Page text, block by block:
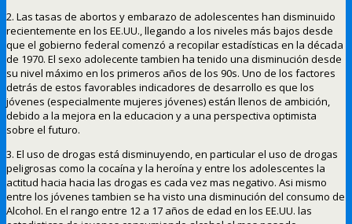
2. Las tasas de abortos y embarazo de adolescentes han disminuido
recientemente en los EE.UU., llegando a los niveles más bajos desde
que el gobierno federal comenzó a recopilar estadísticas en la década
de 1970. El sexo adolecente tambien ha tenido una disminución desde
su nivel máximo en los primeros años de los 90s. Uno de los factores
detrás de estos favorables indicadores de desarrollo es que los
jóvenes (especialmente mujeres jóvenes) están llenos de ambición,
debido a la mejora en la educacion y a una perspectiva optimista
sobre el futuro.
3. El uso de drogas está disminuyendo, en particular el uso de drogas
peligrosas como la cocaína y la heroína y entre los adolescentes la
actitud hacia hacia las drogas es cada vez mas negativo. Asi mismo
entre los jóvenes tambien se ha visto una disminución del consumo de
Alcohol. En el rango entre 12 a 17 años de edad en los EE.UU. las